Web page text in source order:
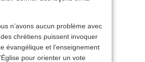
aucun problème avec
des chrétiens puissent invoquer
évangélique et l’enseignement
pour orienter un vote